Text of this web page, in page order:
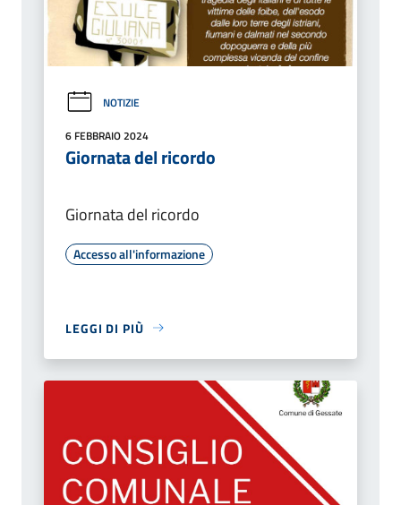
NOTIZIE
6 FEBBRAIO 2024
Giornata del ricordo
Giornata del ricordo
Accesso all'informazione
LEGGI DI PIÙ